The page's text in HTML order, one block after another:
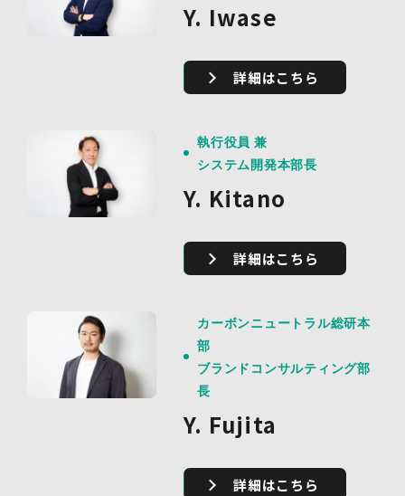
Y. Iwase
詳細はこちら
執行役員 兼
システム開発本部長
Y. Kitano
詳細はこちら
カーボンニュートラル総研本
部
ブランドコンサルティング部
長
Y. Fujita
詳細はこちら